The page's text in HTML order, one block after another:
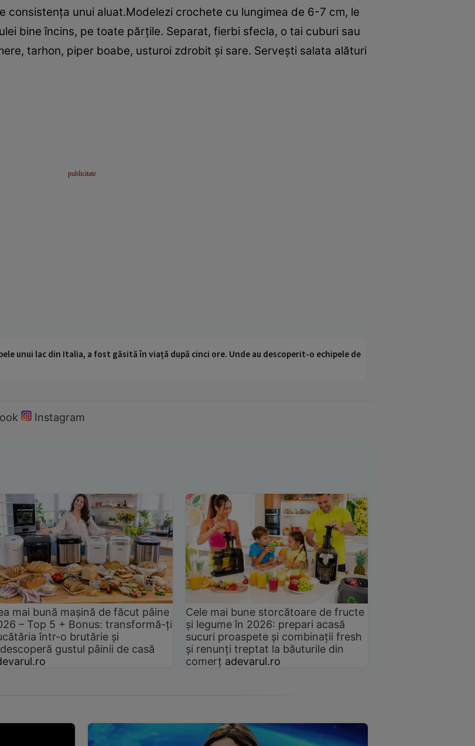
consistenţa unui aluat.Modelezi crochete cu lungimea de 6-7 cm, le
bine încins, pe toate părţile. Separat, fierbi sfecla, o tai cuburi sau
tarhon, piper boabe, usturoi zdrobit şi sare. Serveşti salata alături
unui lac din Italia, a fost găsită în viață după cinci ore. Unde au descoperit-o echipele de
Instagram
mai bună mașină de făcut pâine
– Top 5 + Bonus: transformă-ți
într-o brutărie și
gustul pâinii de casă
Cele mai bune storcătoare de fructe
și legume în 2026: prepari acasă
sucuri proaspete și combinații fresh
și renunți treptat la băuturile din
comerț adevarul.ro